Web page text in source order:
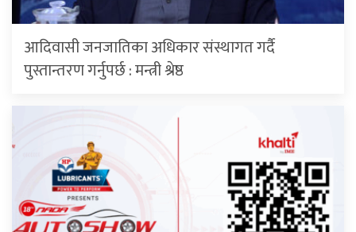
आदिवासी जनजातिका अधिकार संस्थागत गर्दै
पुस्तान्तरण गर्नुपर्छ : मन्त्री श्रेष्ठ